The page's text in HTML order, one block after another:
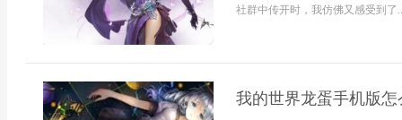
社群中传开时，我仿佛又感受到了
我的世界龙蛋手机版